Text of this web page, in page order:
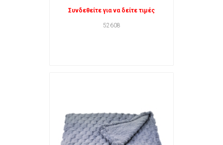
Συνδεθείτε για να δείτε τιμές
52608